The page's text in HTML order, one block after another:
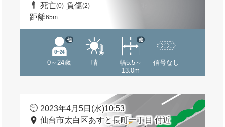
死亡(0) 負傷(2)
距離65m
0～24歳
他
晴
幅5.5～
13.0m
他
信号なし
2023年4月5日(水)10:53
仙台市太白区あすと長町一丁目 付近